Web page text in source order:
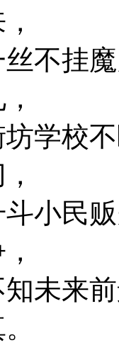
丝不挂
坊学校
斗小民
知未来